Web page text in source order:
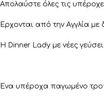
Απολαύστε όλες τις
Έρχονται από την Αγγλία με
Η Dinner Lady με νέες
Ένα υπέροχα παγωμένο